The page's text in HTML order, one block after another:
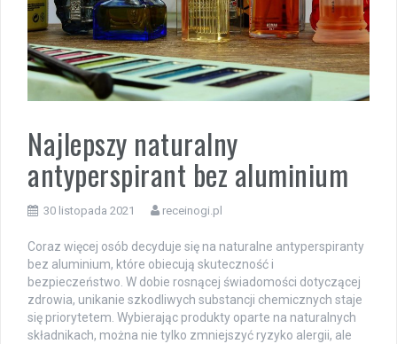
Najlepszy naturalny
antyperspirant bez aluminium
30 listopada 2021 receinogi.pl
Coraz więcej osób decyduje się na naturalne antyperspiranty
bez aluminium, które obiecują skuteczność i
bezpieczeństwo. W dobie rosnącej świadomości dotyczącej
zdrowia, unikanie szkodliwych substancji chemicznych staje
się priorytetem. Wybierając produkty oparte na naturalnych
składnikach, można nie tylko zmniejszyć ryzyko alergii, ale